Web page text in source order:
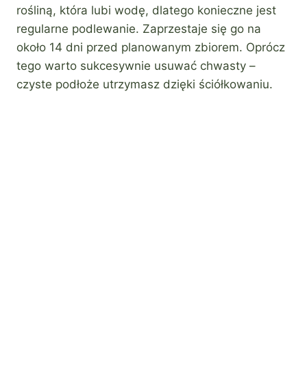
rośliną, która lubi wodę, dlatego konieczne jest
regularne podlewanie. Zaprzestaje się go na
około 14 dni przed planowanym zbiorem. Oprócz
tego warto sukcesywnie usuwać chwasty –
czyste podłoże utrzymasz dzięki ściółkowaniu.